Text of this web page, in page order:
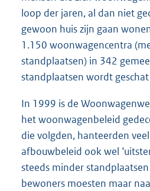
loop der jaren, al dan niet
gewoon huis zijn gaan
1.150 woonwagencentra
standplaatsen) in 342
standplaatsen wordt
In 1999 is de
het woonwagenbeleid
die volgden, hanteerden
afbouwbeleid ook wel
steeds minder
bewoners moesten maar